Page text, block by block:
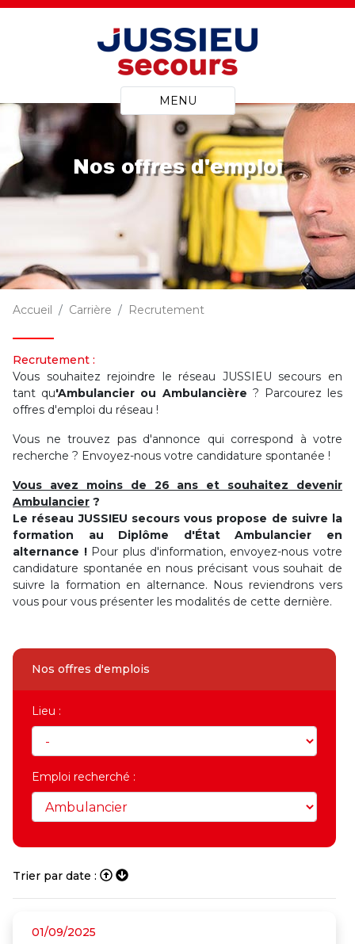
MENU
Nos offres d'emploi
Accueil Carrière Recrutement
Recrutement :
Vous souhaitez rejoindre le réseau JUSSIEU secours en
tant qu'Ambulancier ou Ambulancière ? Parcourez les
offres d'emploi du réseau !
Vous ne trouvez pas d'annonce qui correspond à votre
recherche ? Envoyez-nous votre candidature spontanée !
Vous avez moins de 26 ans et souhaitez devenir
Ambulancier ?
Le réseau JUSSIEU secours vous propose de suivre la
formation au Diplôme d'État Ambulancier en
alternance ! Pour plus d'information, envoyez-nous votre
candidature spontanée en nous précisant vous souhait de
suivre la formation en alternance. Nous reviendrons vers
vous pour vous présenter les modalités de cette dernière.
Nos offres d'emplois
Lieu :
Emploi recherché :
Trier par date :
01/09/2025